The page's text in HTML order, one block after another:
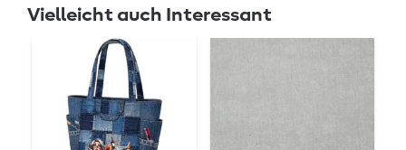
Vielleicht auch Interessant